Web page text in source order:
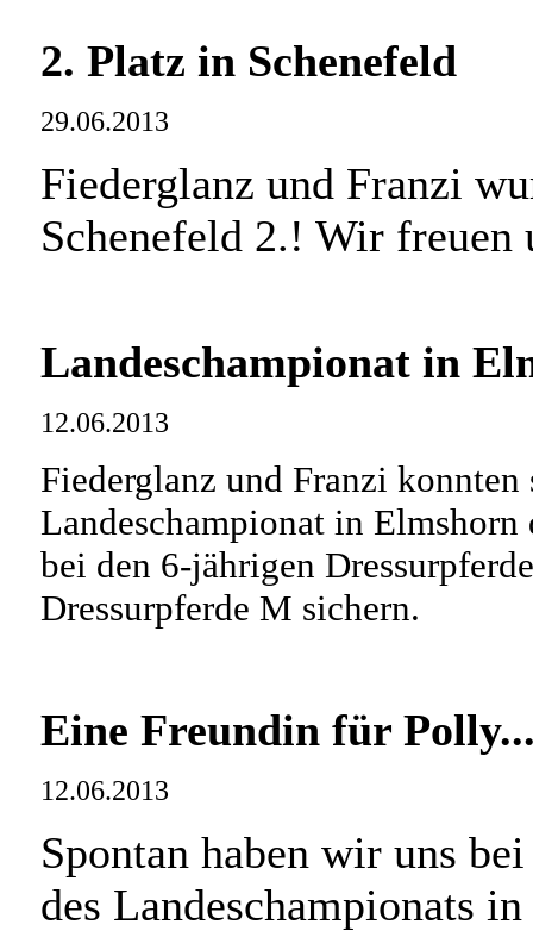
2. Platz in Schenefeld
29.06.2013
Fiederglanz und Franzi
Schenefeld 2.! Wir freuen
Landeschampionat in
12.06.2013
Fiederglanz und Franzi konnten
Landeschampionat in Elmshorn
bei den 6-jährigen
Dressurpferde M sichern.
Eine Freundin für
12.06.2013
Spontan haben wir uns
des Landeschampionats